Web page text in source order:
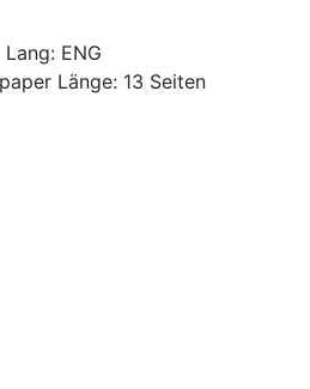
Lang: ENG
Länge: 13 Seiten